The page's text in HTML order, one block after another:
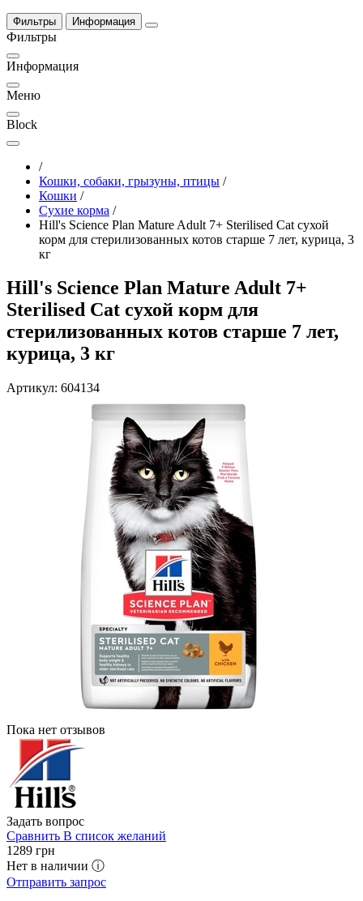
Фильтры Информация
Фильтры
Информация
Меню
Block
/
Кошки, собаки, грызуны, птицы /
Кошки /
Сухие корма /
Hill's Science Plan Mature Adult 7+ Sterilised Cat сухой
корм для стерилизованных котов старше 7 лет, курица, 3
кг
Hill's Science Plan Mature Adult 7+
Sterilised Cat сухой корм для
стерилизованных котов старше 7 лет,
курица, 3 кг
Артикул: 604134
Пока нет отзывов
Задать вопрос
Сравнить В список желаний
1289 грн
Нет в наличии ⓘ
Отправить запрос